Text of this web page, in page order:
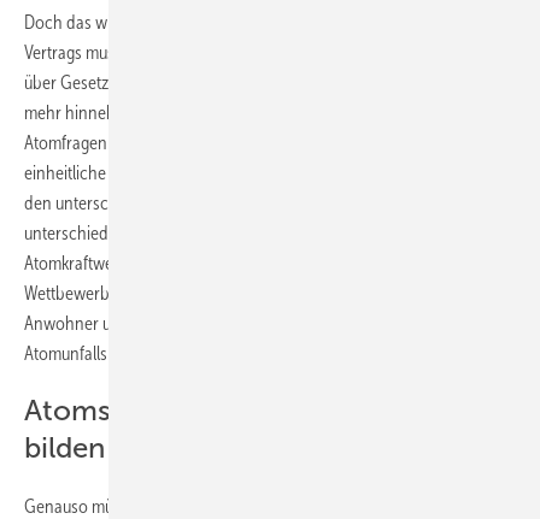
Doch das wird nicht ausreichen. Auch das Demokratiedefizit des
Vertrags muss beseitigt werden. Das Europaparlament muss endlich
über Gesetzgebung im Atomsektor mitentscheiden dürfen. Es ist nicht
mehr hinnehmbar, dass EU-­Kommission und Mitgliedsstaaten
Atomfragen untereinander ausdealen. Außerdem fehlen wichtige
einheitliche Vorgaben für den Atomsektor. Beispielsweise gelten in
den unterschiedlichen EU-Mitgliedsstaaten vollkommen
unterschiedliche Deckungs­höhen zur Versicherung von
Atomkraftwerken gegen Unfälle. Auch das führt zu
Wettbewerbsverzerrungen und birgt die Gefahr, dass letztlich
Anwohner und Steuerzahler die Rechnung für die Folgen eines
Atomunfalls zahlen.
Atomstaaten müssen Rücklagen
bilden
Genauso müssen europäische Regeln für die Rücklagen gelten, die